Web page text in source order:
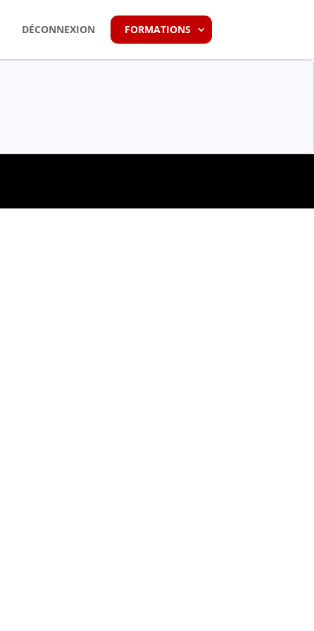
DÉCONNEXION FORMATIONS